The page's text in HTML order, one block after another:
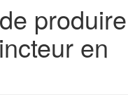
produire
en